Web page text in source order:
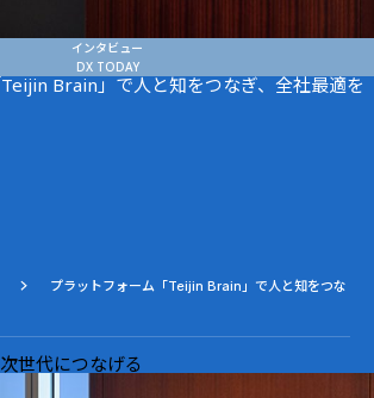
インタビュー
DX TODAY
Brain」で人と知をつなぎ、全社最適を
プラットフォーム「Teijin Brain」で人と知をつな
世代につなげる